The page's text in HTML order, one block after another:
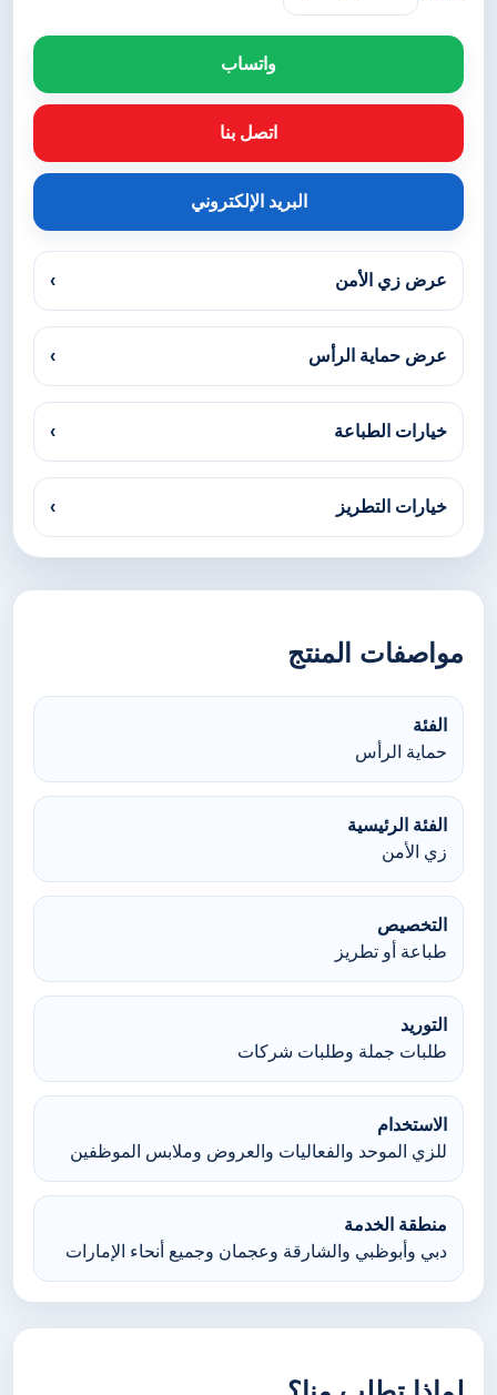
واتساب
اتصل بنا
البريد الإلكتروني
عرض زي الأمن ›
عرض حماية الرأس ›
خيارات الطباعة ›
خيارات التطريز ›
مواصفات المنتج
الفئة
حماية الرأس
الفئة الرئيسية
زي الأمن
التخصيص
طباعة أو تطريز
التوريد
طلبات جملة وطلبات شركات
الاستخدام
للزي الموحد والفعاليات والعروض وملابس الموظفين
منطقة الخدمة
دبي وأبوظبي والشارقة وعجمان وجميع أنحاء الإمارات